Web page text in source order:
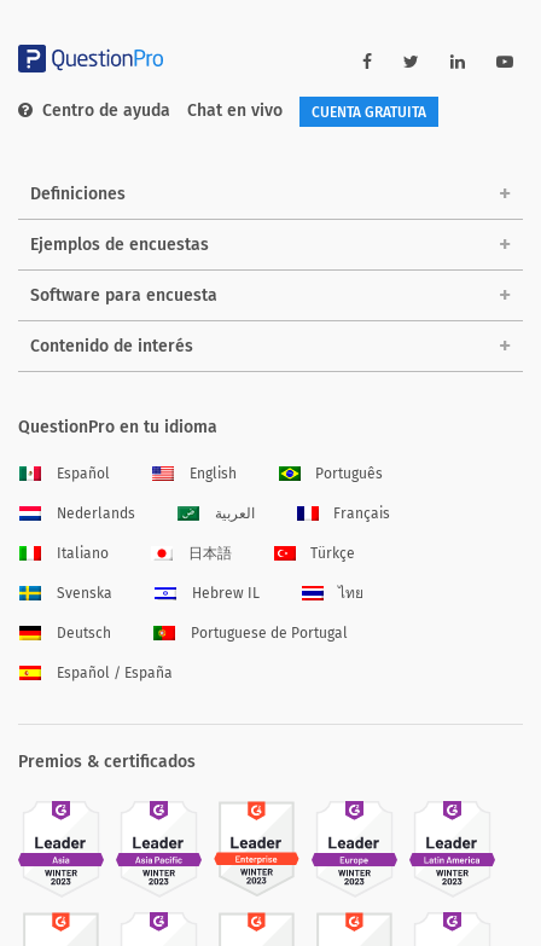
Centro de ayuda Chat en vivo CUENTA GRATUITA
Definiciones
Ejemplos de encuestas
Software para encuesta
Contenido de interés
QuestionPro en tu idioma
Español English Português
Nederlands العربية Français
Italiano 日本語 Türkçe
Svenska Hebrew IL ไทย
Deutsch Portuguese de Portugal
Español / España
Premios & certificados